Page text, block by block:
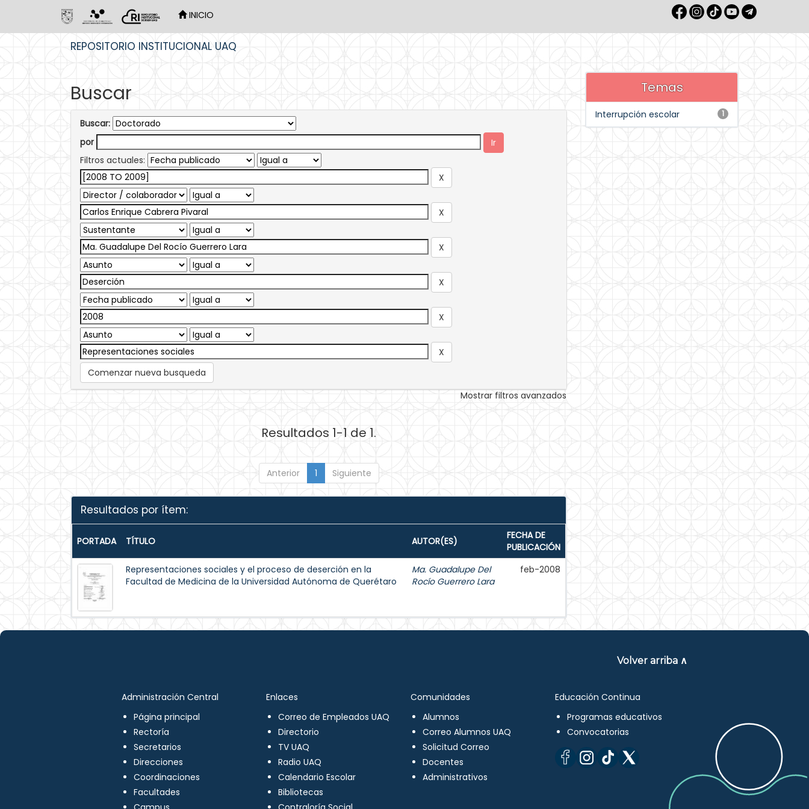
INICIO
REPOSITORIO INSTITUCIONAL UAQ
Buscar
Buscar:
por
Filtros actuales:
Comenzar nueva busqueda
Mostrar filtros avanzados
Resultados 1-1 de 1.
Anterior 1 Siguiente
Resultados por ítem:
PORTADA TÍTULO AUTOR(ES)
FECHA DE
PUBLICACIÓN
Representaciones sociales y el proceso de deserción en la
Facultad de Medicina de la Universidad Autónoma de Querétaro
Ma. Guadalupe Del
Rocío Guerrero Lara
feb-2008
Temas
1
Interrupción escolar
Volver arriba ∧
Administración Central
Página principal
Rectoría
Secretarios
Direcciones
Coordinaciones
Facultades
Enlaces
Correo de Empleados UAQ
Directorio
TV UAQ
Radio UAQ
Calendario Escolar
Bibliotecas
Comunidades
Alumnos
Correo Alumnos UAQ
Solicitud Correo
Docentes
Administrativos
Educación Continua
Programas educativos
Convocatorias